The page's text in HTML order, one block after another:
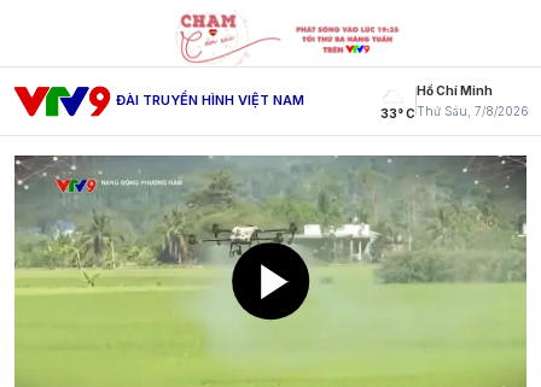
ĐÀI TRUYỀN HÌNH VIỆT NAM
33° C
Hồ Chí Minh
Thứ Sáu, 7/8/2026